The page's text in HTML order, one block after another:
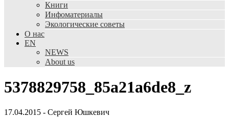
Книги
Инфоматериалы
Экологические советы
О нас
EN
NEWS
About us
5378829758_85a21a6de8_z
17.04.2015 - Сергей Юшкевич